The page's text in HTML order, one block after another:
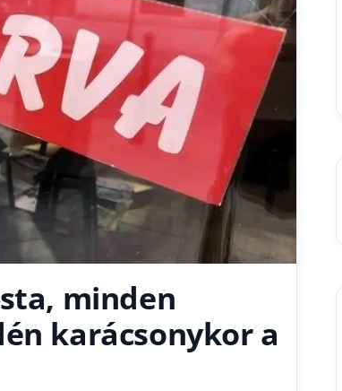
minden
karácsonykor a